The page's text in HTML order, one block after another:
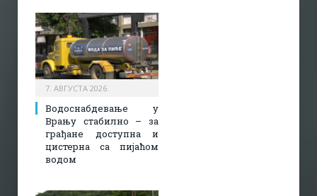
7. АВГУСТА 2026.
Водоснабдевање у
Врању стабилно – за
грађане доступна и
цистерна са пијаћом
водом